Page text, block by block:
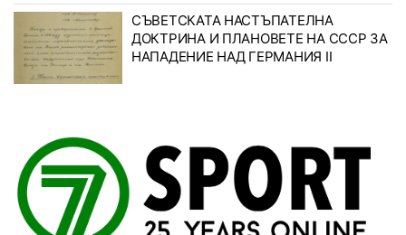
СЪВЕТСКАТА НАСТЪПАТЕЛНА
ДОКТРИНА И ПЛАНОВЕТЕ НА СССР ЗА
НАПАДЕНИЕ НАД ГЕРМАНИЯ II